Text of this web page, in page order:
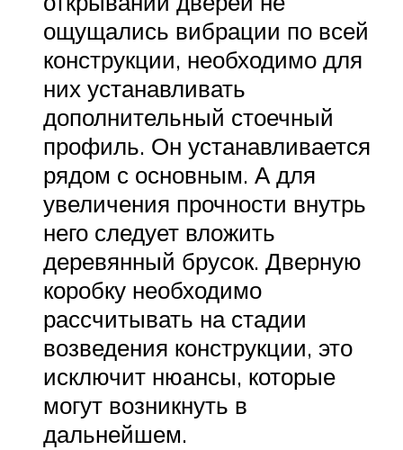
ощущались вибрации по всей
конструкции, необходимо для
них устанавливать
дополнительный стоечный
профиль. Он устанавливается
рядом с основным. А для
увеличения прочности внутрь
него следует вложить
деревянный брусок. Дверную
коробку необходимо
рассчитывать на стадии
возведения конструкции, это
исключит нюансы, которые
могут возникнуть в
дальнейшем.